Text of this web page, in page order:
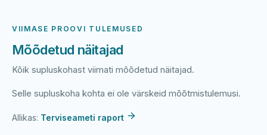
VIIMASE PROOVI TULEMUSED
Mõõdetud näitajad
Kõik supluskohast viimati mõõdetud näitajad.
Selle supluskoha kohta ei ole värskeid mõõtmistulemusi.
Allikas: Terviseameti raport